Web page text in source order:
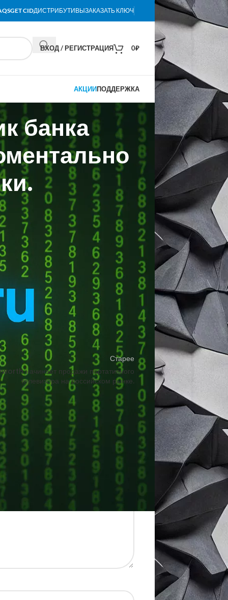
GET CIDДИСТРИБУТИВЫЗАКАЗАТЬ КЛЮЧ
ВХОД / РЕГИСТРАЦИЯ 0₽
АКЦИИПОДДЕРЖКА
банка
трейдеров с валютой. ИИ-помощник
времени. Это помогает
данных и теперь
отмечает важность использования
Старее
начинает продажи портативного
телевизора на российском рынке.